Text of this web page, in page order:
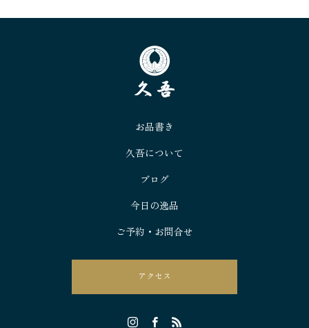
お品書き
久吾について
ブログ
今日の逸品
ご予約・お問合せ
アクセス